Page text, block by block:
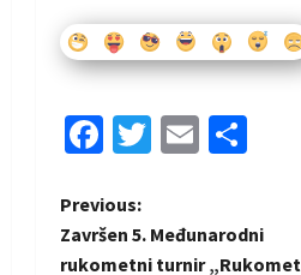
Facebook
Twitter
Email
P
o
Previous:
Završen 5. Međunarodni
rukometni turnir „Rukomet